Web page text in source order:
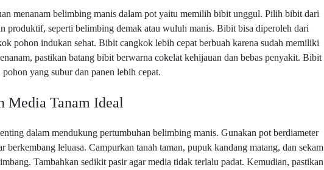
menanam belimbing manis dalam pot yaitu memilih bibit unggul. Pilih bibit dari
produktif, seperti belimbing demak atau wuluh manis. Bibit bisa diperoleh dari
pohon indukan sehat. Bibit cangkok lebih cepat berbuah karena sudah memiliki
pastikan batang bibit berwarna cokelat kehijauan dan bebas penyakit. Bibit
yang subur dan panen lebih cepat.
Media Tanam Ideal
dalam mendukung pertumbuhan belimbing manis. Gunakan pot berdiameter
berkembang leluasa. Campurkan tanah taman, pupuk kandang matang, dan sekam
Tambahkan sedikit pasir agar media tidak terlalu padat. Kemudian, pastikan